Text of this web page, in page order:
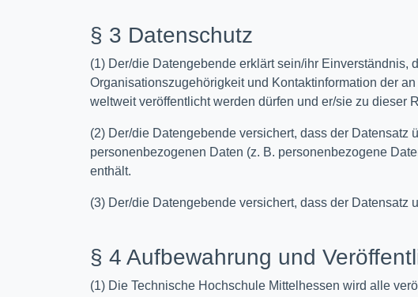
§ 3 Datenschutz
(1) Der/die Datengebende erklärt sein/ihr
Organisationszugehörigkeit und Kontaktinformation der
weltweit veröffentlicht werden dürfen und er/sie zu dieser
(2) Der/die Datengebende versichert, dass der
personenbezogenen Daten (z. B. personenbezogene
enthält.
(3) Der/die Datengebende versichert, dass der
§ 4 Aufbewahrung und
(1) Die Technische Hochschule Mittelhessen wird alle